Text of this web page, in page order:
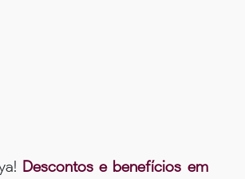
Descontos e benefícios em